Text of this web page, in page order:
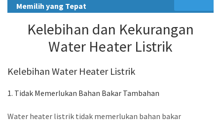
Memilih yang Tepat
Kelebihan dan Kekurangan
Water Heater Listrik
Kelebihan Water Heater Listrik
1. Tidak Memerlukan Bahan Bakar Tambahan
Water heater listrik tidak memerlukan bahan bakar